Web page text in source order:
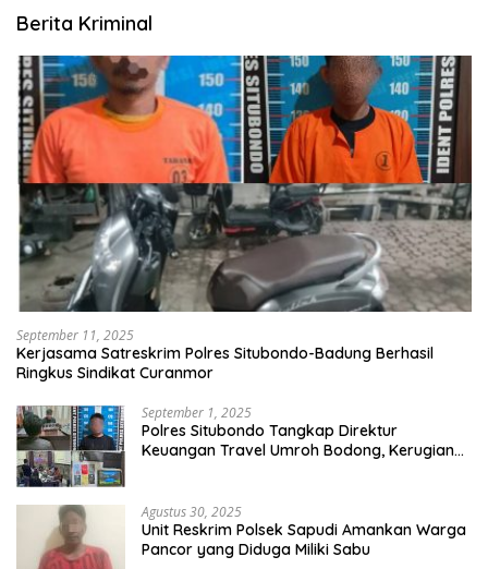
Berita Kriminal
September 11, 2025
Kerjasama Satreskrim Polres Situbondo-Badung Berhasil
Ringkus Sindikat Curanmor
September 1, 2025
Polres Situbondo Tangkap Direktur
Keuangan Travel Umroh Bodong, Kerugian
Agustus 30, 2025
Unit Reskrim Polsek Sapudi Amankan Warga
Pancor yang Diduga Miliki Sabu